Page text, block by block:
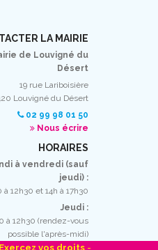
LA MAIRIE
de Louvigné du
Désert
19 rue Lariboisière
Louvigné du Désert
02 99 98 01 50
Nous écrire
HORAIRES
à vendredi (sauf
jeudi) :
à 12h30 et 14h à 17h30
Jeudi :
à 12h30 (rendez-vous
possible l'après-midi)
Exercez vos droits -